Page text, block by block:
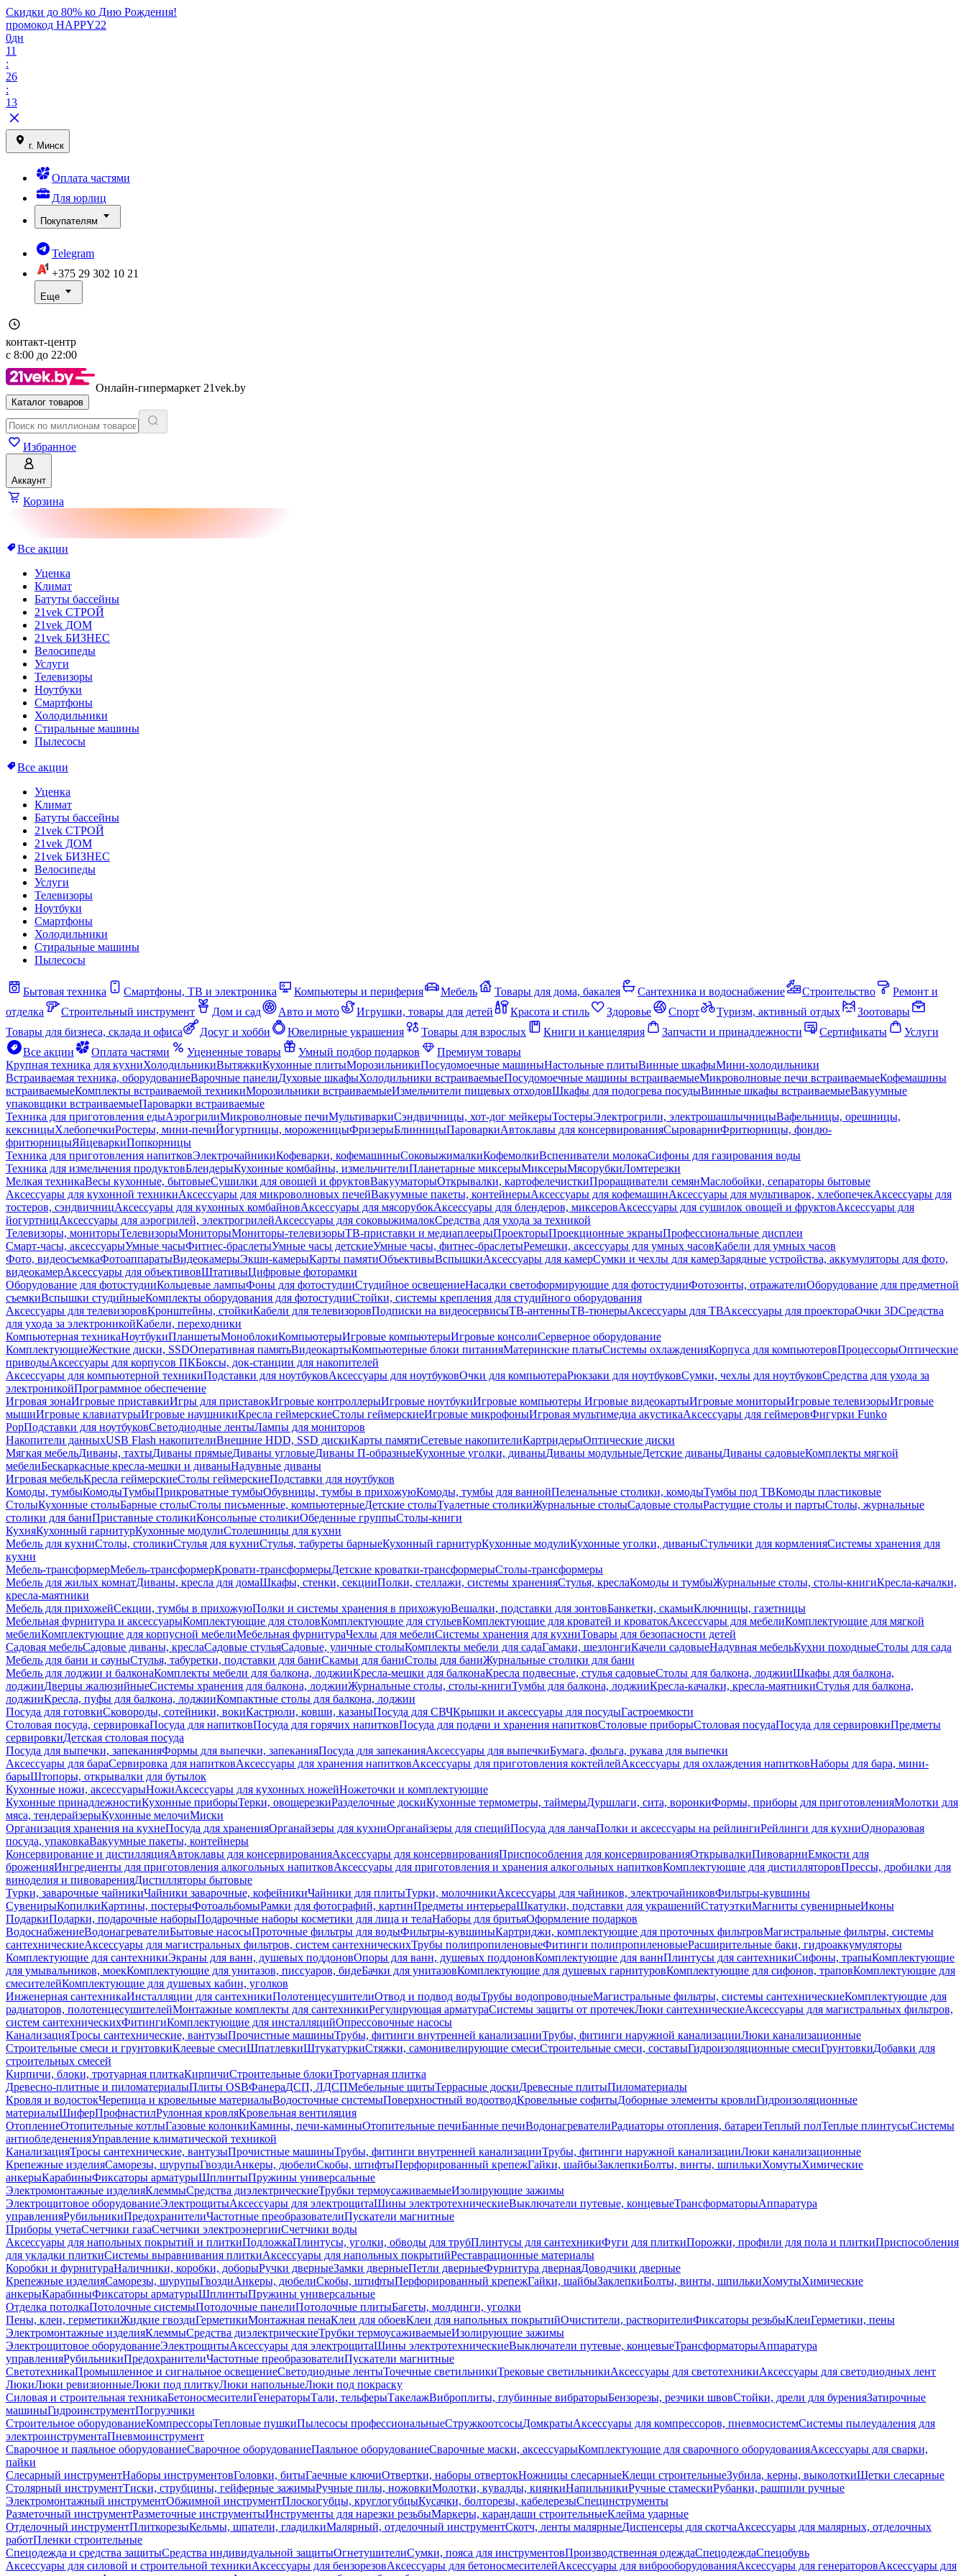
Скидки до 80% ко Дню Рождения!
промокод HAPPY22
0дн
11
:
26
:
13
г. Минск
Оплата частями
Для юрлиц
Покупателям
Telegram
+375 29 302 10 21
Еще
контакт-центр
с 8:00 до 22:00
Онлайн-гипермаркет 21vek.by
Каталог товаров
Избранное
Аккаунт
Корзина
Все акции
Уценка
Климат
Батуты бассейны
21vek СТРОЙ
21vek ДОМ
21vek БИЗНЕС
Велосипеды
Услуги
Телевизоры
Ноутбуки
Смартфоны
Холодильники
Стиральные машины
Пылесосы
Все акции
Уценка
Климат
Батуты бассейны
21vek СТРОЙ
21vek ДОМ
21vek БИЗНЕС
Велосипеды
Услуги
Телевизоры
Ноутбуки
Смартфоны
Холодильники
Стиральные машины
Пылесосы
Бытовая техника Смартфоны, ТВ и электроника Компьютеры и периферия Мебель Товары для дома, бакалея Сантехника и водоснабжение Строительство
Ремонт и
отделка
Строительный инструмент Дом и сад Авто и мото Игрушки, товары для детей Красота и стиль Здоровье Спорт Туризм, активный отдых
Зоотовары
Товары для бизнеса, склада и офиса
Досуг и хобби Ювелирные украшения Товары для взрослых Книги и канцелярия Запчасти и принадлежности Сертификаты
Услуги
Все акции
Оплата частями Уцененные товары Умный подбор подарков
Премиум товары
Крупная техника для кухниХолодильникиВытяжкиКухонные плитыМорозильникиПосудомоечные машиныНастольные плитыВинные шкафыМини-холодильники
Встраиваемая техника, оборудованиеВарочные панелиДуховые шкафыХолодильники встраиваемыеПосудомоечные машины встраиваемыеМикроволновые печи встраиваемыеКофемашины
встраиваемыеКомплекты встраиваемой техникиМорозильники встраиваемыеИзмельчители пищевых отходовШкафы для подогрева посудыВинные шкафы встраиваемыеВакуумные
упаковщики встраиваемыеПароварки встраиваемые
Техника для приготовления едыАэрогрилиМикроволновые печиМультиваркиСэндвичницы, хот-дог мейкерыТостерыЭлектрогрили, электрошашлычницыВафельницы, орешницы,
кексницыХлебопечкиРостеры, мини-печиЙогуртницы, мороженицыФризерыБлинницыПароваркиАвтоклавы для консервированияСыроварниФритюрницы, фондю-
фритюрницыЯйцеваркиПопкорницы
Техника для приготовления напитковЭлектрочайникиКофеварки, кофемашиныСоковыжималкиКофемолкиВспениватели молокаСифоны для газирования воды
Техника для измельчения продуктовБлендерыКухонные комбайны, измельчителиПланетарные миксерыМиксерыМясорубкиЛомтерезки
Мелкая техникаВесы кухонные, бытовыеСушилки для овощей и фруктовВакууматорыОткрывалки, картофелечисткиПроращиватели семянМаслобойки, сепараторы бытовые
Аксессуары для кухонной техникиАксессуары для микроволновых печейВакуумные пакеты, контейнерыАксессуары для кофемашинАксессуары для мультиварок, хлебопечекАксессуары для
тостеров, сэндвичницАксессуары для кухонных комбайновАксессуары для мясорубокАксессуары для блендеров, миксеровАксессуары для сушилок овощей и фруктовАксессуары для
йогуртницАксессуары для аэрогрилей, электрогрилейАксессуары для соковыжималокСредства для ухода за техникой
Телевизоры, мониторыТелевизорыМониторыМониторы-телевизорыТВ-приставки и медиаплеерыПроекторыПроекционные экраныПрофессиональные дисплеи
Смарт-часы, аксессуарыУмные часыФитнес-браслетыУмные часы детскиеУмные часы, фитнес-браслетыРемешки, аксессуары для умных часовКабели для умных часов
Фото, видеосъемкаФотоаппаратыВидеокамерыЭкшн-камерыКарты памятиОбъективыВспышкиАксессуары для камерСумки и чехлы для камерЗарядные устройства, аккумуляторы для фото,
видеокамерАксессуары для объективовШтативыЦифровые фоторамки
Оборудование для фотостудииКольцевые лампыФоны для фотостудииСтудийное освещениеНасадки светоформирующие для фотостудииФотозонты, отражателиОборудование для предметной
съемкиВспышки студийныеКомплекты оборудования для фотостудииСтойки, системы крепления для студийного оборудования
Аксессуары для телевизоровКронштейны, стойкиКабели для телевизоровПодписки на видеосервисыТВ-антенныТВ-тюнерыАксессуары для ТВАксессуары для проектораОчки 3DСредства
для ухода за электроникойКабели, переходники
Компьютерная техникаНоутбукиПланшетыМоноблокиКомпьютерыИгровые компьютерыИгровые консолиСерверное оборудование
КомплектующиеЖесткие диски, SSDОперативная памятьВидеокартыКомпьютерные блоки питанияМатеринские платыСистемы охлажденияКорпуса для компьютеровПроцессорыОптические
приводыАксессуары для корпусов ПКБоксы, док-станции для накопителей
Аксессуары для компьютерной техникиПодставки для ноутбуковАксессуары для ноутбуковОчки для компьютераРюкзаки для ноутбуковСумки, чехлы для ноутбуковСредства для ухода за
электроникойПрограммное обеспечение
Игровая зонаИгровые приставкиИгры для приставокИгровые контроллерыИгровые ноутбукиИгровые компьютеры Игровые видеокартыИгровые мониторыИгровые телевизорыИгровые
мышиИгровые клавиатурыИгровые наушникиКресла геймерскиеСтолы геймерскиеИгровые микрофоныИгровая мультимедиа акустикаАксессуары для геймеровФигурки Funko
PopПодставки для ноутбуковСветодиодные лентыЛампы для мониторов
Накопители данныхUSB Flash накопителиВнешние HDD, SSD дискиКарты памятиСетевые накопителиКартридерыОптические диски
Мягкая мебельДиваны, тахтыДиваны прямыеДиваны угловыеДиваны П-образныеКухонные уголки, диваныДиваны модульныеДетские диваныДиваны садовыеКомплекты мягкой
мебелиБескаркасные кресла-мешки и диваныНадувные диваны
Игровая мебельКресла геймерскиеСтолы геймерскиеПодставки для ноутбуков
Комоды, тумбыКомодыТумбыПрикроватные тумбыОбувницы, тумбы в прихожуюКомоды, тумбы для ваннойПеленальные столики, комодыТумбы под ТВКомоды пластиковые
СтолыКухонные столыБарные столыСтолы письменные, компьютерныеДетские столыТуалетные столикиЖурнальные столыСадовые столыРастущие столы и партыСтолы, журнальные
столики для баниПриставные столикиКонсольные столикиОбеденные группыСтолы-книги
КухняКухонный гарнитурКухонные модулиСтолешницы для кухни
Мебель для кухниСтолы, столикиСтулья для кухниСтулья, табуреты барныеКухонный гарнитурКухонные модулиКухонные уголки, диваныСтульчики для кормленияСистемы хранения для
кухни
Мебель-трансформерМебель-трансформерКровати-трансформерыДетские кроватки-трансформерыСтолы-трансформеры
Мебель для жилых комнатДиваны, кресла для домаШкафы, стенки, секцииПолки, стеллажи, системы храненияСтулья, креслаКомоды и тумбыЖурнальные столы, столы-книгиКресла-качалки,
кресла-маятники
Мебель для прихожейСекции, тумбы в прихожуюПолки и системы хранения в прихожуюВешалки, подставки для зонтовБанкетки, скамьиКлючницы, газетницы
Мебельная фурнитура и аксессуарыКомплектующие для столовКомплектующие для стульевКомплектующие для кроватей и кроватокАксессуары для мебелиКомплектующие для мягкой
мебелиКомплектующие для корпусной мебелиМебельная фурнитураЧехлы для мебелиСистемы хранения для кухниТовары для безопасности детей
Садовая мебельСадовые диваны, креслаСадовые стульяСадовые, уличные столыКомплекты мебели для садаГамаки, шезлонгиКачели садовыеНадувная мебельКухни походныеСтолы для сада
Мебель для бани и сауныСтулья, табуретки, подставки для баниСкамьи для баниСтолы для баниЖурнальные столики для бани
Мебель для лоджии и балконаКомплекты мебели для балкона, лоджииКресла-мешки для балконаКресла подвесные, стулья садовыеСтолы для балкона, лоджииШкафы для балкона,
лоджииДверцы жалюзийныеСистемы хранения для балкона, лоджииЖурнальные столы, столы-книгиТумбы для балкона, лоджииКресла-качалки, кресла-маятникиСтулья для балкона,
лоджииКресла, пуфы для балкона, лоджииКомпактные столы для балкона, лоджии
Посуда для готовкиСковороды, сотейники, вокиКастрюли, ковши, казаныПосуда для СВЧКрышки и аксессуары для посудыГастроемкости
Столовая посуда, сервировкаПосуда для напитковПосуда для горячих напитковПосуда для подачи и хранения напитковСтоловые приборыСтоловая посудаПосуда для сервировкиПредметы
сервировкиДетская столовая посуда
Посуда для выпечки, запеканияФормы для выпечки, запеканияПосуда для запеканияАксессуары для выпечкиБумага, фольга, рукава для выпечки
Аксессуары для бараСервировка для напитковАксессуары для хранения напитковАксессуары для приготовления коктейлейАксессуары для охлаждения напитковНаборы для бара, мини-
барыШтопоры, открывалки для бутылок
Кухонные ножи, аксессуарыНожиАксессуары для кухонных ножейНожеточки и комплектующие
Кухонные принадлежностиКухонные приборыТерки, овощерезкиРазделочные доскиКухонные термометры, таймерыДуршлаги, сита, воронкиФормы, приборы для приготовленияМолотки для
мяса, тендерайзерыКухонные мелочиМиски
Организация хранения на кухнеПосуда для храненияОрганайзеры для кухниОрганайзеры для специйПосуда для ланчаПолки и аксессуары на рейлингиРейлинги для кухниОдноразовая
посуда, упаковкаВакуумные пакеты, контейнеры
Консервирование и дистилляцияАвтоклавы для консервированияАксессуары для консервированияПриспособления для консервированияОткрывалкиПивоварниЕмкости для
броженияИнгредиенты для приготовления алкогольных напитковАксессуары для приготовления и хранения алкогольных напитковКомплектующие для дистилляторовПрессы, дробилки для
виноделия и пивоваренияДистилляторы бытовые
Турки, заварочные чайникиЧайники заварочные, кофейникиЧайники для плитыТурки, молочникиАксессуары для чайников, электрочайниковФильтры-кувшины
СувенирыКопилкиКартины, постерыФотоальбомыРамки для фотографий, картинПредметы интерьераШкатулки, подставки для украшенийСтатуэткиМагниты сувенирныеИконы
ПодаркиПодарки, подарочные наборыПодарочные наборы косметики для лица и телаНаборы для бритьяОформление подарков
ВодоснабжениеВодонагревателиБытовые насосыПроточные фильтры для водыФильтры-кувшиныКартриджи, комплектующие для проточных фильтровМагистральные фильтры, системы
сантехническиеАксессуары для магистральных фильтров, систем сантехническихТрубы полипропиленовыеФитинги полипропиленовыеРасширительные баки, гидроаккумуляторы
Комплектующие для сантехникиЭкраны для ванн, душевых поддоновОпоры для ванн, душевых поддоновКомплектующие для ваннПлинтусы для сантехникиСифоны, трапыКомплектующие
для умывальников, моекКомплектующие для унитазов, писсуаров, бидеБачки для унитазовКомплектующие для душевых гарнитуровКомплектующие для сифонов, траповКомплектующие для
смесителейКомплектующие для душевых кабин, уголков
Инженерная сантехникаИнсталляции для сантехникиПолотенцесушителиОтвод и подвод водыТрубы водопроводныеМагистральные фильтры, системы сантехническиеКомплектующие для
радиаторов, полотенцесушителейМонтажные комплекты для сантехникиРегулирующая арматураСистемы защиты от протечекЛюки сантехническиеАксессуары для магистральных фильтров,
систем сантехническихФитингиКомплектующие для инсталляцийОпрессовочные насосы
КанализацияТросы сантехнические, вантузыПрочистные машиныТрубы, фитинги внутренней канализацииТрубы, фитинги наружной канализацииЛюки канализационные
Строительные смеси и грунтовкиКлеевые смесиШпатлевкиШтукатуркиСтяжки, самонивелирующие смесиСтроительные смеси, составыГидроизоляционные смесиГрунтовкиДобавки для
строительных смесей
Кирпичи, блоки, тротуарная плиткаКирпичиСтроительные блокиТротуарная плитка
Древесно-плитные и пиломатериалыПлиты OSBФанераДСП, ЛДСПМебельные щитыТеррасные доскиДревесные плитыПиломатериалы
Кровля и водостокЧерепица и кровельные материалыВодосточные системыПоверхностный водоотводКровельные софитыДоборные элементы кровлиГидроизоляционные
материалыШиферПрофнастилРулонная кровляКровельная вентиляция
ОтоплениеОтопительные котлыГазовые колонкиКамины, печи-каминыОтопительные печиБанные печиВодонагревателиРадиаторы отопления, батареиТеплый полТеплые плинтусыСистемы
антиобледененияУправление климатической техникой
КанализацияТросы сантехнические, вантузыПрочистные машиныТрубы, фитинги внутренней канализацииТрубы, фитинги наружной канализацииЛюки канализационные
Крепежные изделияСаморезы, шурупыГвоздиАнкеры, дюбелиСкобы, штифтыПерфорированный крепежГайки, шайбыЗаклепкиБолты, винты, шпилькиХомутыХимические
анкерыКарабиныФиксаторы арматурыШплинтыПружины универсальные
Электромонтажные изделияКлеммыСредства диэлектрическиеТрубки термоусаживаемыеИзолирующие зажимы
Электрощитовое оборудованиеЭлектрощитыАксессуары для электрощитаШины электротехническиеВыключатели путевые, концевыеТрансформаторыАппаратура
управленияРубильникиПредохранителиЧастотные преобразователиПускатели магнитные
Приборы учетаСчетчики газаСчетчики электроэнергииСчетчики воды
Аксессуары для напольных покрытий и плиткиПодложкаПлинтусы, уголки, обводы для трубПлинтусы для сантехникиФуги для плиткиПорожки, профили для пола и плиткиПриспособления
для укладки плиткиСистемы выравнивания плиткиАксессуары для напольных покрытийРеставрационные материалы
Коробки и фурнитураНаличники, коробки, доборыРучки дверныеЗамки дверныеПетли дверныеФурнитура двернаяДоводчики дверные
Крепежные изделияСаморезы, шурупыГвоздиАнкеры, дюбелиСкобы, штифтыПерфорированный крепежГайки, шайбыЗаклепкиБолты, винты, шпилькиХомутыХимические
анкерыКарабиныФиксаторы арматурыШплинтыПружины универсальные
Отделка потолкаПотолочные системыПотолочные панелиПотолочные плитыБагеты, молдинги, уголки
Пены, клеи, герметикиЖидкие гвоздиГерметикиМонтажная пенаКлеи для обоевКлеи для напольных покрытийОчистители, растворителиФиксаторы резьбыКлеиГерметики, пены
Электромонтажные изделияКлеммыСредства диэлектрическиеТрубки термоусаживаемыеИзолирующие зажимы
Электрощитовое оборудованиеЭлектрощитыАксессуары для электрощитаШины электротехническиеВыключатели путевые, концевыеТрансформаторыАппаратура
управленияРубильникиПредохранителиЧастотные преобразователиПускатели магнитные
СветотехникаПромышленное и сигнальное освещениеСветодиодные лентыТочечные светильникиТрековые светильникиАксессуары для светотехникиАксессуары для светодиодных лент
ЛюкиЛюки ревизионныеЛюки под плиткуЛюки напольныеЛюки под покраску
Силовая и строительная техникаБетоносмесителиГенераторыТали, тельферыТакелажВиброплиты, глубинные вибраторыБензорезы, резчики швовСтойки, дрели для буренияЗатирочные
машиныГидроинструментПогрузчики
Строительное оборудованиеКомпрессорыТепловые пушкиПылесосы профессиональныеСтружкоотсосыДомкратыАксессуары для компрессоров, пневмосистемСистемы пылеудаления для
электроинструментаПневмоинструмент
Сварочное и паяльное оборудованиеСварочное оборудованиеПаяльное оборудованиеСварочные маски, аксессуарыКомплектующие для сварочного оборудованияАксессуары для сварки,
пайки
Слесарный инструментНаборы инструментовГоловки, битыГаечные ключиОтвертки, наборы отвертокНожницы слесарныеКлещи строительныеЗубила, керны, выколоткиЩетки слесарные
Столярный инструментТиски, струбцины, гейферные зажимыРучные пилы, ножовкиМолотки, кувалды, киянкиНапильникиРучные стамескиРубанки, рашпили ручные
Электромонтажный инструментОбжимной инструментПлоскогубцы, круглогубцыКусачки, болторезы, кабелерезыСпецинструменты
Разметочный инструментРазметочные инструментыИнструменты для нарезки резьбыМаркеры, карандаши строительныеКлейма ударные
Отделочный инструментПлиткорезыКельмы, шпатели, гладилкиМалярный, отделочный инструментСкотч, ленты малярныеДиспенсеры для скотчаАксессуары для малярных, отделочных
работПленки строительные
Спецодежда и средства защитыСредства индивидуальной защитыОгнетушителиСумки, пояса для инструментовПроизводственная одеждаСпецодеждаСпецобувь
Аксессуары для силовой и строительной техникиАксессуары для бензорезовАксессуары для бетоносмесителейАксессуары для виброоборудованияАксессуары для генераторовАксессуары для